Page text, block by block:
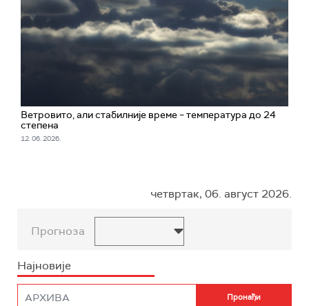
Ветровито, али стабилније време – температура до 24
степена
12. 06. 2026.
четвртак, 06. август 2026.
Прогноза
Најновије